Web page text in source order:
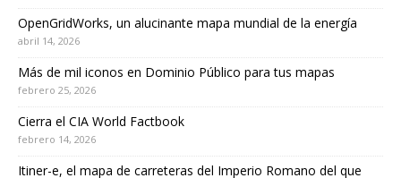
OpenGridWorks, un alucinante mapa mundial de la energía
abril 14, 2026
Más de mil iconos en Dominio Público para tus mapas
febrero 25, 2026
Cierra el CIA World Factbook
febrero 14, 2026
Itiner-e, el mapa de carreteras del Imperio Romano del que